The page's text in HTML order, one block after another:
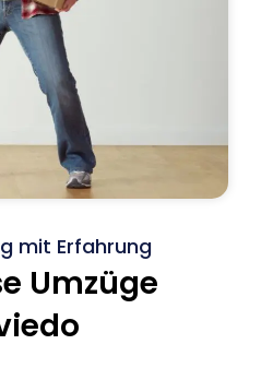
mit Erfahrung
Umzüge